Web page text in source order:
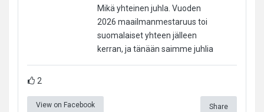
Mikä yhteinen juhla. Vuoden
2026 maailmanmestaruus toi
suomalaiset yhteen jälleen
kerran, ja tänään saimme juhlia
2
View on Facebook Share